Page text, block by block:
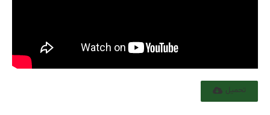
تحميل